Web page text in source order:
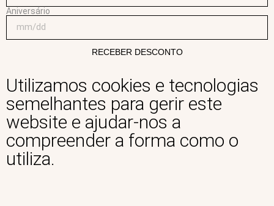
Aniversário
RECEBER DESCONTO
Utilizamos cookies e tecnologias
semelhantes para gerir este
website e ajudar-nos a
compreender a forma como o
utiliza.